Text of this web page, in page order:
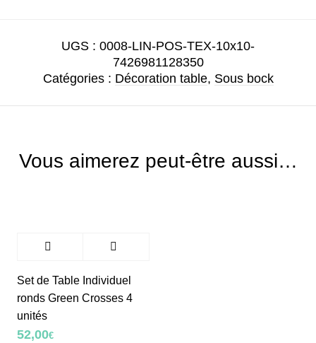
UGS : 0008-LIN-POS-TEX-10x10-
7426981128350
Catégories : Décoration table, Sous bock
Vous aimerez peut-être aussi…
Set de Table Individuel
ronds Green Crosses 4
unités
52,00€